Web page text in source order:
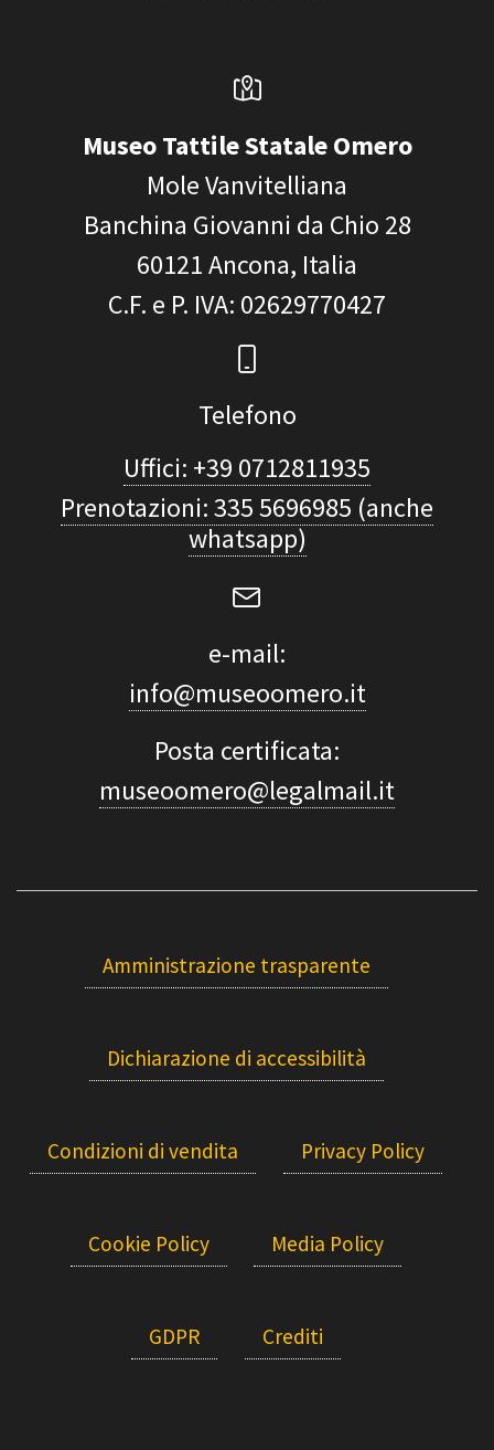
Museo Tattile Statale Omero
Mole Vanvitelliana
Banchina Giovanni da Chio 28
60121Ancona, Italia
C.F. e P. IVA: 02629770427
Telefono
Uffici: +39 0712811935
Prenotazioni: 335 5696985 (anche
whatsapp)
e-mail:
info@museoomero.it
Posta certificata:
museoomero@legalmail.it
Amministrazione trasparente
Dichiarazione di accessibilità
Condizioni di vendita Privacy Policy
Cookie Policy Media Policy
GDPR Crediti